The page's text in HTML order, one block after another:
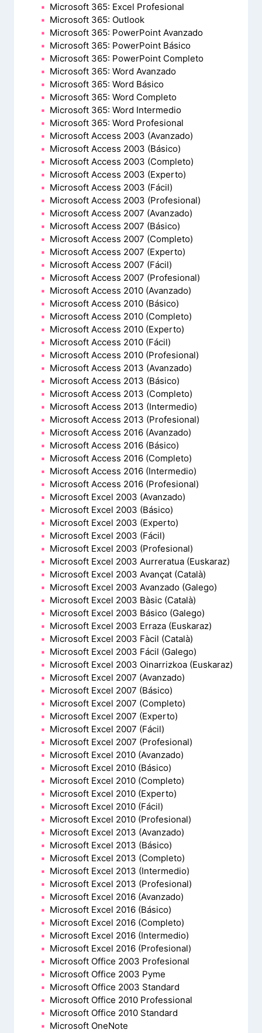
Microsoft 365: Excel Profesional
Microsoft 365: Outlook
Microsoft 365: PowerPoint Avanzado
Microsoft 365: PowerPoint Básico
Microsoft 365: PowerPoint Completo
Microsoft 365: Word Avanzado
Microsoft 365: Word Básico
Microsoft 365: Word Completo
Microsoft 365: Word Intermedio
Microsoft 365: Word Profesional
Microsoft Access 2003 (Avanzado)
Microsoft Access 2003 (Básico)
Microsoft Access 2003 (Completo)
Microsoft Access 2003 (Experto)
Microsoft Access 2003 (Fácil)
Microsoft Access 2003 (Profesional)
Microsoft Access 2007 (Avanzado)
Microsoft Access 2007 (Básico)
Microsoft Access 2007 (Completo)
Microsoft Access 2007 (Experto)
Microsoft Access 2007 (Fácil)
Microsoft Access 2007 (Profesional)
Microsoft Access 2010 (Avanzado)
Microsoft Access 2010 (Básico)
Microsoft Access 2010 (Completo)
Microsoft Access 2010 (Experto)
Microsoft Access 2010 (Fácil)
Microsoft Access 2010 (Profesional)
Microsoft Access 2013 (Avanzado)
Microsoft Access 2013 (Básico)
Microsoft Access 2013 (Completo)
Microsoft Access 2013 (Intermedio)
Microsoft Access 2013 (Profesional)
Microsoft Access 2016 (Avanzado)
Microsoft Access 2016 (Básico)
Microsoft Access 2016 (Completo)
Microsoft Access 2016 (Intermedio)
Microsoft Access 2016 (Profesional)
Microsoft Excel 2003 (Avanzado)
Microsoft Excel 2003 (Básico)
Microsoft Excel 2003 (Experto)
Microsoft Excel 2003 (Fácil)
Microsoft Excel 2003 (Profesional)
Microsoft Excel 2003 Aurreratua (Euskaraz)
Microsoft Excel 2003 Avançat (Català)
Microsoft Excel 2003 Avanzado (Galego)
Microsoft Excel 2003 Bàsic (Català)
Microsoft Excel 2003 Básico (Galego)
Microsoft Excel 2003 Erraza (Euskaraz)
Microsoft Excel 2003 Fàcil (Català)
Microsoft Excel 2003 Fácil (Galego)
Microsoft Excel 2003 Oinarrizkoa (Euskaraz)
Microsoft Excel 2007 (Avanzado)
Microsoft Excel 2007 (Básico)
Microsoft Excel 2007 (Completo)
Microsoft Excel 2007 (Experto)
Microsoft Excel 2007 (Fácil)
Microsoft Excel 2007 (Profesional)
Microsoft Excel 2010 (Avanzado)
Microsoft Excel 2010 (Básico)
Microsoft Excel 2010 (Completo)
Microsoft Excel 2010 (Experto)
Microsoft Excel 2010 (Fácil)
Microsoft Excel 2010 (Profesional)
Microsoft Excel 2013 (Avanzado)
Microsoft Excel 2013 (Básico)
Microsoft Excel 2013 (Completo)
Microsoft Excel 2013 (Intermedio)
Microsoft Excel 2013 (Profesional)
Microsoft Excel 2016 (Avanzado)
Microsoft Excel 2016 (Básico)
Microsoft Excel 2016 (Completo)
Microsoft Excel 2016 (Intermedio)
Microsoft Excel 2016 (Profesional)
Microsoft Office 2003 Profesional
Microsoft Office 2003 Pyme
Microsoft Office 2003 Standard
Microsoft Office 2010 Professional
Microsoft Office 2010 Standard
Microsoft OneNote